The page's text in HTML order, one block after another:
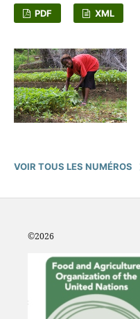
PDF XML
VOIR TOUS LES NUMÉROS
©2026